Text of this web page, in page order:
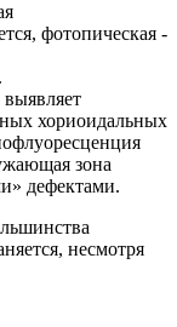
фотопическая -
хориоидальных
зона
дефектами.
несмотря